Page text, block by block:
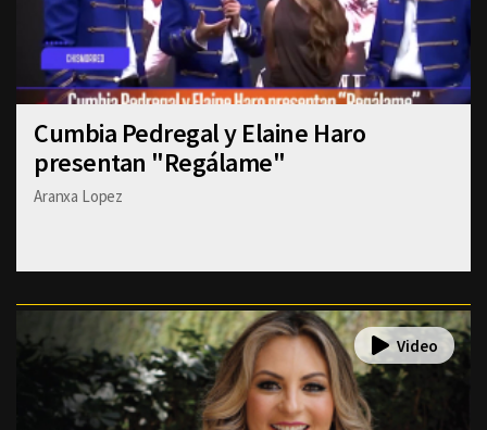
Cumbia Pedregal y Elaine Haro
presentan "Regálame"
Aranxa Lopez